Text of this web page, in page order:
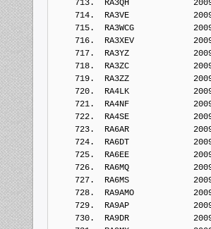
713.  RA3QH
714.  RA3VE
715.  RA3WCG
716.  RA3XEV
717.  RA3YZ
718.  RA3ZC
719.  RA3ZZ
720.  RA4LK
721.  RA4NF
722.  RA4SE
723.  RA6AR
724.  RA6DT
725.  RA6EE
726.  RA6MQ
727.  RA6MS
728.  RA9AMO
729.  RA9AP
730.  RA9DR